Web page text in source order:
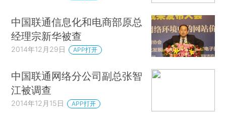
中国联通信息化和电商部原总
经理宗新华被查
2014年12月29日 APP打开
中国联通网络分公司副总张智
江被调查
2014年12月15日 APP打开